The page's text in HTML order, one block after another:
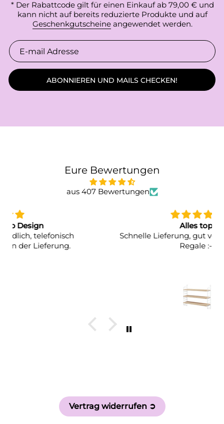
* Der Rabattcode gilt für einen Einkauf ab 79,00 € und
kann nicht auf bereits reduzierte Produkte und auf
Geschenkgutscheineangewendet werden.
ABONNIEREN UND MAILS CHECKEN!
Eure Bewertungen
aus 407 Bewertungen
Schnelle Lieferung, gut verpackt, stylische
Vertrag widerrufen ➲